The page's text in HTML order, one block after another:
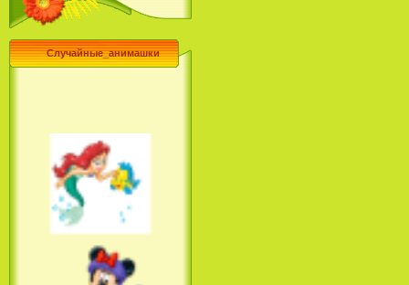
Лило и Стич: Сериал (2
Русалочка: Начало истории
Ариэль / The Little Mermaid:
Лучшее песни из мультфильмов
Диснея / Best Of Disney [Star Edition]
(1999)
Случайные_анимашки